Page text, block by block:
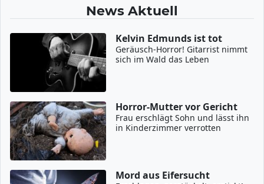
News Aktuell
Kelvin Edmunds ist tot
Geräusch-Horror! Gitarrist nimmt
sich im Wald das Leben
Horror-Mutter vor Gericht
Frau erschlägt Sohn und lässt ihn
in Kinderzimmer verrotten
Mord aus Eifersucht